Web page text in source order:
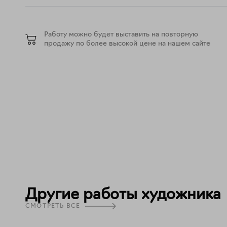
Работу можно будет выставить на повторную
продажу по более высокой цене на нашем сайте
Другие работы художника
СМОТРЕТЬ ВСЕ